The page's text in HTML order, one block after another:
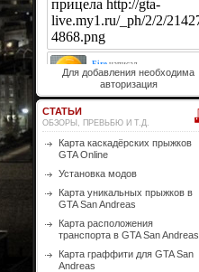
Для добавления необходима
авторизация
СТАТЬИ
ОБЗОРЫ, ПРЕВЬБЮ И Т.Д.
Карта каскадёрских прыжков
GTA Online
Установка модов
Карта уникальных прыжков в
GTA San Andreas
Карта расположения
транспорта в GTA San Andreas
Карта граффити для GTA San
Andreas